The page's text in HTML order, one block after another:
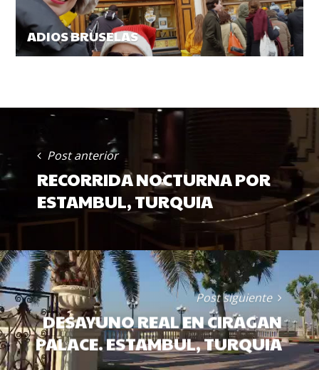
ADIOS BRUSELAS
POST
NAVIGATION
Post anterior
RECORRIDA NOCTURNA POR
ESTAMBUL, TURQUIA
Post siguiente
DESAYUNO REAL EN CIRAGAN
PALACE. ESTAMBUL, TURQUIA